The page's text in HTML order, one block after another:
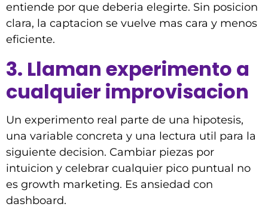
entiende por que deberia elegirte. Sin posicion
clara, la captacion se vuelve mas cara y menos
eficiente.
3. Llaman experimento a
cualquier improvisacion
Un experimento real parte de una hipotesis,
una variable concreta y una lectura util para la
siguiente decision. Cambiar piezas por
intuicion y celebrar cualquier pico puntual no
es growth marketing. Es ansiedad con
dashboard.